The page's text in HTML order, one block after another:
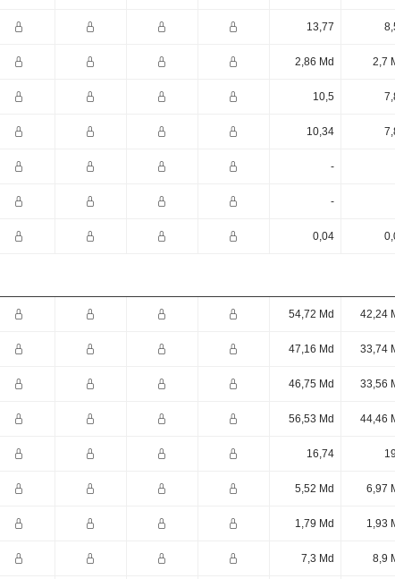
13,77
2,86 Md 2,7
10,5
10,34
-
-
0,04
54,72 Md 42,24
47,16 Md 33,74
46,75 Md 33,56
56,53 Md 44,46
16,74
5,52 Md 6,97
1,79 Md 1,93
7,3 Md 8,9